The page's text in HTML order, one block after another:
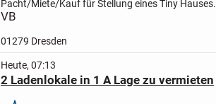
Pacht/Miete/Kauf für Stellung eines Tiny Hauses.
VB
01279 Dresden
Heute, 07:13
2 Ladenlokale in 1 A Lage zu vermieten